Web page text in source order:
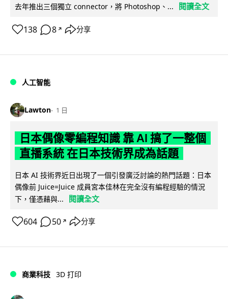
去年推出三個獨立 connector，將 Photoshop、...
閱讀全文
138 8 ↗ 分享
人工智能
Lawton 1 日
日本偶像零編程知識 靠 AI 搞了一整個
直播系統 在日本技術界成為話題
日本 AI 技術界近日出現了一個引發廣泛討論的熱門話題：日本
偶像前 Juice=Juice 成員宮本佳林在完全沒有編程經驗的情況
下，僅憑藉與...
閱讀全文
604 50 ↗ 分享
商業科技 3D 打印